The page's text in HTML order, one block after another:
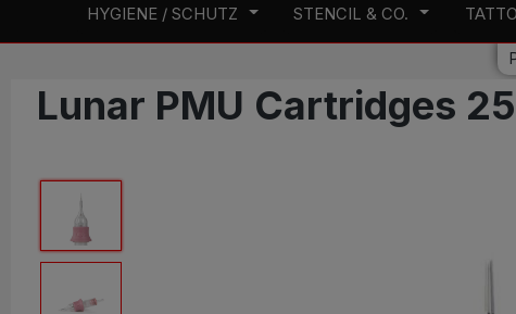
HYGIENE / SCHUTZ
STENCIL & CO.
Lunar PMU Cartridges
Bildergalerie überspringen